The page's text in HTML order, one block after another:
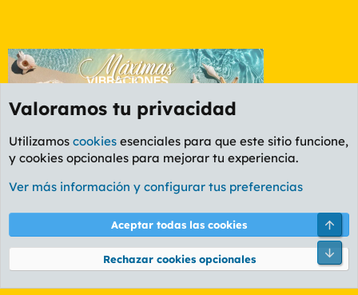
Etiquetas
Cookies
PL OLDSTYLE AMARILLO
Términos y reglas Política de privacidad Ayuda
Community platform by XenForo® © 2010-2026 XenForo Ltd.
Valoramos tu privacidad
Utilizamos cookies esenciales para que este sitio funcione,
y cookies opcionales para mejorar tu experiencia.
Ver más información y configurar tus preferencias
Aceptar todas las cookies
Rechazar cookies opcionales
Pie